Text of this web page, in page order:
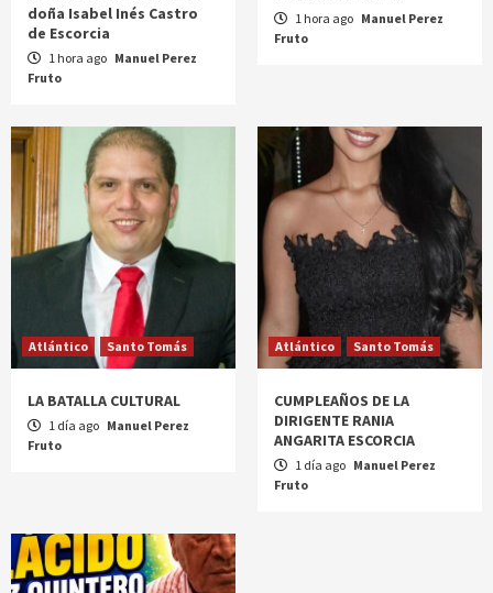
doña Isabel Inés Castro
de Escorcia
1 hora ago Manuel Perez
Fruto
1 hora ago Manuel Perez
Fruto
Atlántico Santo Tomás
LA BATALLA CULTURAL
1 día ago Manuel Perez
Fruto
Atlántico Santo Tomás
CUMPLEAÑOS DE LA
DIRIGENTE RANIA
ANGARITA ESCORCIA
1 día ago Manuel Perez
Fruto